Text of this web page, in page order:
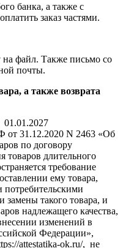
банка, а также с
заказ частями.
файл. Также письмо со
почты.
а также возврата
01.01.2027
от 31.12.2020 N 2463 «Об
по договору
товаров длительного
требование
ему товара,
замены такого товара, и
надлежащего качества,
изменений в
Федерации»,
attestatika-ok.ru/, не